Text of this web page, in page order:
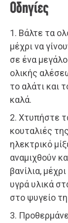
Οδηγίες
1. Βάλτε τα
μέχρι να
σε ένα
ολικής
το αλάτι και
καλά.
2. Χτυπήστε
κουταλιές
ηλεκτρικό
αναμιχθούν
βανίλια,
υγρά υλικά
στο ψυγείο
3.